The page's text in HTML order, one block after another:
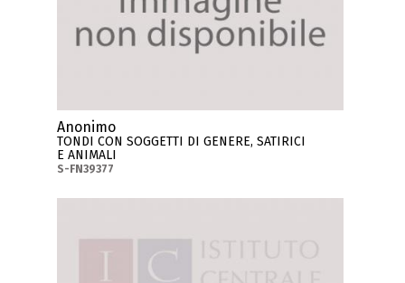
Anonimo
TONDI CON SOGGETTI DI GENERE, SATIRICI
E ANIMALI
S-FN39377